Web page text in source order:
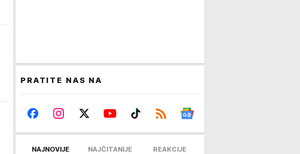
PRATITE NAS NA
NAJNOVIJE NAJČITANIJE REAKCIJE